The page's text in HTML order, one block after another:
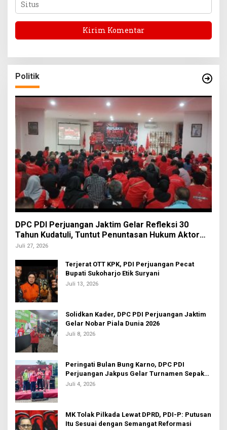
Politik
DPC PDI Perjuangan Jaktim Gelar Refleksi 30
Tahun Kudatuli, Tuntut Penuntasan Hukum Aktor
Intelektual
Juli 27, 2026
Terjerat OTT KPK, PDI Perjuangan Pecat
Bupati Sukoharjo Etik Suryani
Juli 13, 2026
Solidkan Kader, DPC PDI Perjuangan Jaktim
Gelar Nobar Piala Dunia 2026
Juli 8, 2026
Peringati Bulan Bung Karno, DPC PDI
Perjuangan Jakpus Gelar Turnamen Sepak
Bola U-20
Juli 4, 2026
MK Tolak Pilkada Lewat DPRD, PDI-P: Putusan
Itu Sesuai dengan Semangat Reformasi